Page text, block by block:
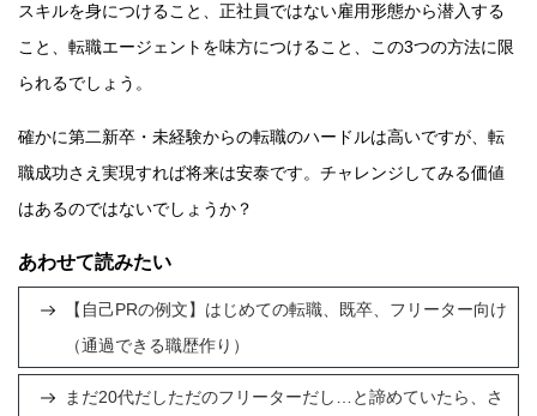
スキルを身につけること、正社員ではない雇用形態から潜入する
こと、転職エージェントを味方につけること、この3つの方法に限
られるでしょう。
確かに第二新卒・未経験からの転職のハードルは高いですが、転
職成功さえ実現すれば将来は安泰です。チャレンジしてみる価値
はあるのではないでしょうか？
あわせて読みたい
【自己PRの例文】はじめての転職、既卒、フリーター向け
（通過できる職歴作り）
まだ20代だしただのフリーターだし…と諦めていたら、さ